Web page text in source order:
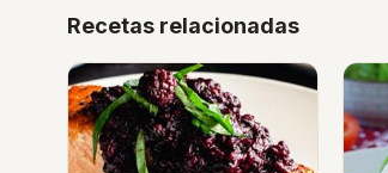
Recetas relacionadas